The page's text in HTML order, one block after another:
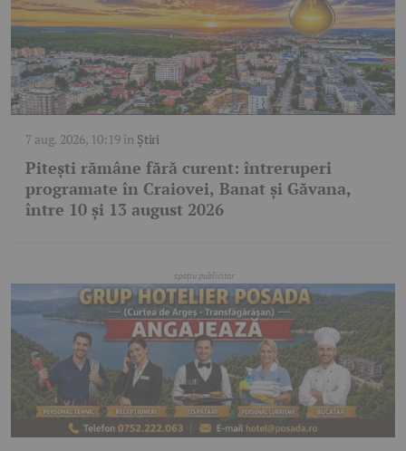
7 aug. 2026, 10:19în Știri
Pitești rămâne fără curent: întreruperi
programate în Craiovei, Banat și Găvana,
între 10 și 13 august 2026